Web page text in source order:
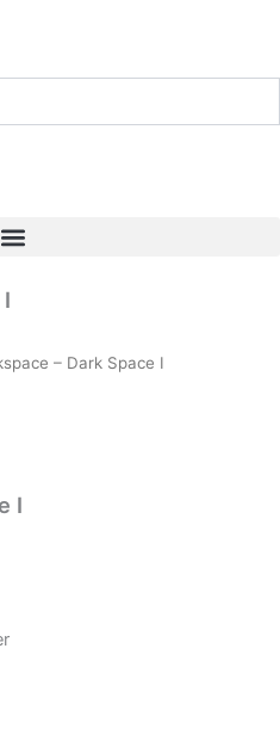
– Dark Space I
I